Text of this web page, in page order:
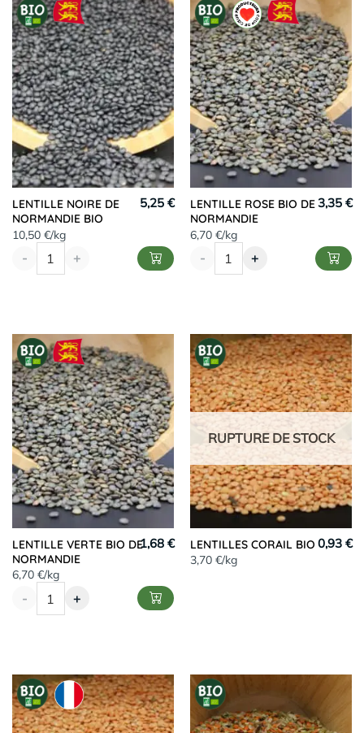
LENTILLE NOIRE DE
NORMANDIE BIO
10,50 €/kg
5,25 €
- +
LENTILLE ROSE BIO DE
NORMANDIE
6,70 €/kg
3,35 €
- +
LENTILLE VERTE BIO DE
NORMANDIE
6,70 €/kg
1,68 €
- +
RUPTURE DE STOCK
LENTILLES CORAIL BIO
3,70 €/kg
0,93 €